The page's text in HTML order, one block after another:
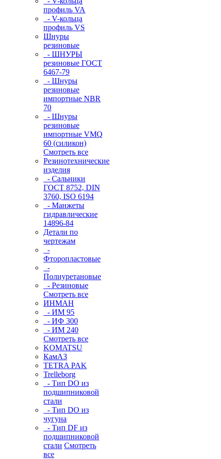
профиль VA
- V-кольца
профиль VS
Шнуры
резиновые
- ШНУРЫ
резиновые ГОСТ
6467-79
- Шнуры
резиновые
импортные NBR
70
- Шнуры
резиновые
импортные VMQ
60 (силикон)
Смотреть все
Резинотехнические
изделия
- Сальники
ГОСТ 8752, DIN
3760, ISO 6194
- Манжеты
гидравлические
14896-84
Детали по
чертежам
-
Фторопластовые
-
Полиуретановые
- Резиновые
Смотреть все
ИНМАН
- ИМ 95
- ИФ 300
- ИМ 240
Смотреть все
KOMATSU
КамАЗ
TETRA PAK
Trelleborg
- Тип DO из
подшипниковой
стали
- Тип DO из
чугуна
- Тип DF из
подшипниковой
стали Смотреть
все